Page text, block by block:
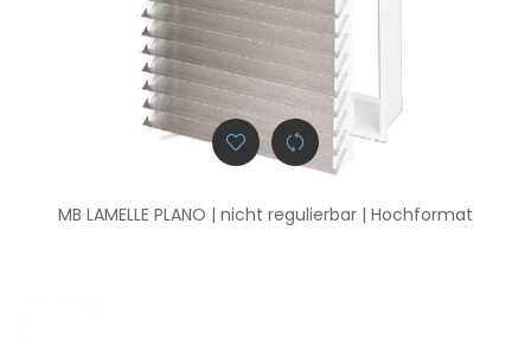
MB LAMELLE PLANO | nicht regulierbar | Hochformat